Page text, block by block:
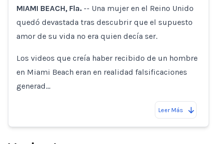
MIAMI BEACH, Fla. -- Una mujer en el Reino Unido
quedó devastada tras descubrir que el supuesto
amor de su vida no era quien decía ser.
Los videos que creía haber recibido de un hombre
en Miami Beach eran en realidad falsificaciones
generad…
Leer Más